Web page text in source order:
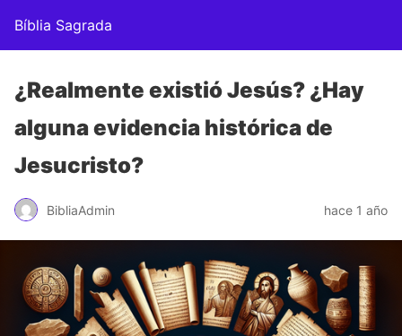
Bíblia Sagrada
¿Realmente existió Jesús? ¿Hay
alguna evidencia histórica de
Jesucristo?
BibliaAdmin hace 1 año